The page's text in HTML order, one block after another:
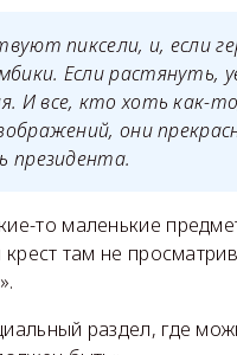
пиксели, и, если
Если растянуть,
И все, кто хоть как-
они
президента.
то маленькие
там не
раздел, где